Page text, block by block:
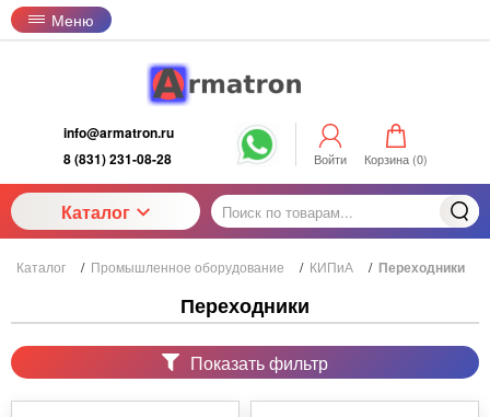
Меню
info@armatron.ru
8 (831) 231-08-28
Войти Корзина (0)
Каталог
Каталог / Промышленное оборудование / КИПиА / Переходники
Переходники
Показать фильтр